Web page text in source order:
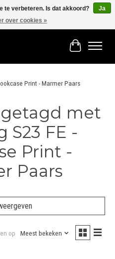
Winkelwagen
Print - Marmer Paars
met
S23 FE -
Print -
Paars
op Meest bekeken
te verbeteren. Is dat akkoord?
Ja
over cookies »